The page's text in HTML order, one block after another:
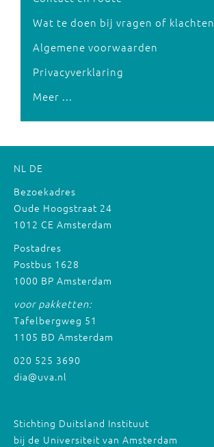
Wat te doen bij vragen of klachten
Algemene voorwaarden
Privacyverklaring
Meer ...
NL DE
Bezoekadres
Oude Hoogstraat 24
1012 CE Amsterdam
Postadres
Postbus 1628
1000 BP Amsterdam
voor pakketten:
Tafelbergweg 51
1105 BD Amsterdam
020 525 3690
dia@uva.nl
Stichting Duitsland Instituut
bij de Universiteit van Amsterdam